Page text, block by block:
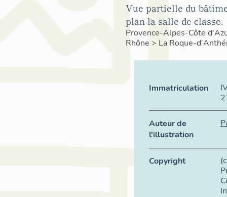
Vue partielle du
plan la salle de classe.
Provence-Alpes-Côte
Rhône > La Roque-
Immatriculation
Auteur de
l'illustration
Copyright